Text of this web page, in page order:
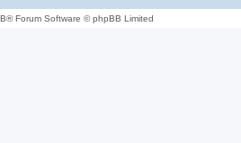
Forum Software © phpBB Limited